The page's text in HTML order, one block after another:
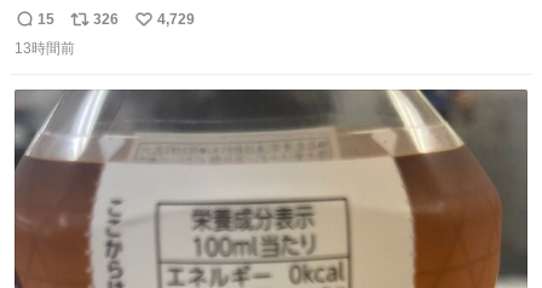
ごい #TravisJapan #Jリーグ
返
信
15
リ
ポ
ト
数
326
い
4,729
13時間前